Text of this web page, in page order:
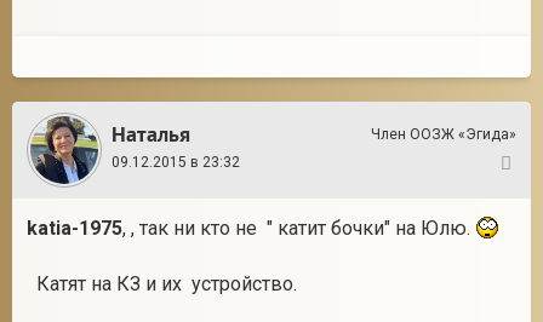
Наталья
Член ООЗЖ «Эгида»
09.12.2015 в 23:32
katia-1975, , так ни кто не " катит бочки" на Юлю.
Катят на КЗ и их устройство.